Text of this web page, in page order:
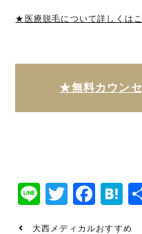
★医療脱毛について詳しくは
★無料カウン
LineTwitter
大西メディカルおすすめ